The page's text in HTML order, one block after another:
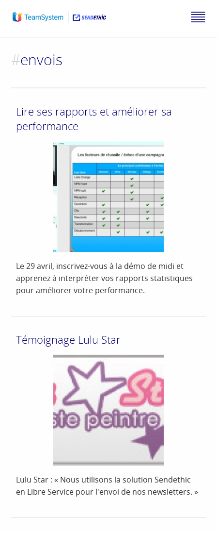
#envois
Lire ses rapports et améliorer sa
performance
Le 29 avril, inscrivez-vous à la démo de midi et
apprenez à interpréter vos rapports statistiques
pour améliorer votre performance.
Témoignage Lulu Star
Lulu Star : « Nous utilisons la solution Sendethic
en Libre Service pour l'envoi de nos newsletters. »